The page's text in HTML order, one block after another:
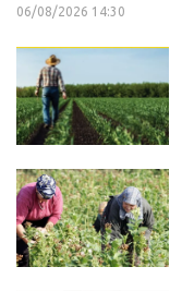
06/08/2026 14:30